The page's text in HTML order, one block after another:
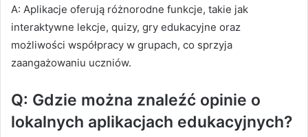
A: Aplikacje oferują różnorodne funkcje, takie jak
interaktywne lekcje, quizy, gry edukacyjne oraz
możliwości współpracy w grupach, co sprzyja
zaangażowaniu uczniów.
Q: Gdzie można znaleźć opinie o
lokalnych aplikacjach edukacyjnych?